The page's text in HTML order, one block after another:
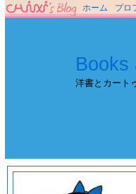
ホーム プロ
Books
洋書とカート